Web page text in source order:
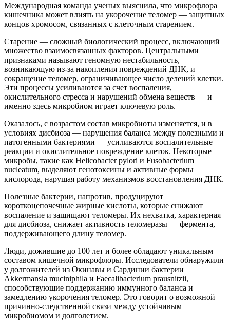
Международная команда ученых выяснила, что микрофлора
кишечника может влиять на укорочение теломер — защитных
концов хромосом, связанных с клеточным старением.
Старение — сложный биологический процесс, включающий
множество взаимосвязанных факторов. Центральными
признаками называют геномную нестабильность,
возникающую из-за накопления повреждений ДНК, и
сокращение теломер, ограничивающее число делений клетки.
Эти процессы усиливаются за счет воспаления,
окислительного стресса и нарушений обмена веществ — и
именно здесь микробиом играет ключевую роль.
Оказалось, с возрастом состав микробиоты изменяется, и в
условиях дисбиоза — нарушения баланса между полезными и
патогенными бактериями — усиливаются воспалительные
реакции и окислительное повреждение клеток. Некоторые
микробы, такие как Helicobacter pylori и Fusobacterium
nucleatum, выделяют генотоксины и активные формы
кислорода, нарушая работу механизмов восстановления ДНК.
Полезные бактерии, напротив, продуцируют
короткоцепочечные жирные кислоты, которые снижают
воспаление и защищают теломеры. Их нехватка, характерная
для дисбиоза, снижает активность теломеразы — фермента,
поддерживающего длину теломер.
Люди, дожившие до 100 лет и более обладают уникальным
составом кишечной микрофлоры. Исследователи обнаружили
у долгожителей из Окинавы и Сардинии бактерии
Akkermansia muciniphila и Faecalibacterium prausnitzii,
способствующие поддержанию иммунного баланса и
замедлению укорочения теломер. Это говорит о возможной
причинно-следственной связи между устойчивым
микробиомом и долголетием.